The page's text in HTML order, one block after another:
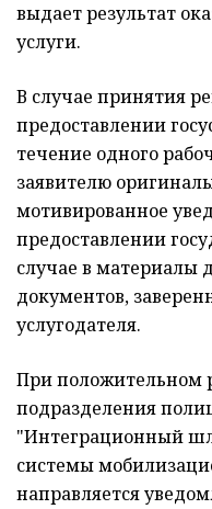
выдает результат
услуги.
В случае принятия
предоставлении
течение одного
заявителю
мотивированное
предоставлении
случае в материалы
документов,
услугодателя.
При положительном
подразделения
"Интеграционный
системы
направляется